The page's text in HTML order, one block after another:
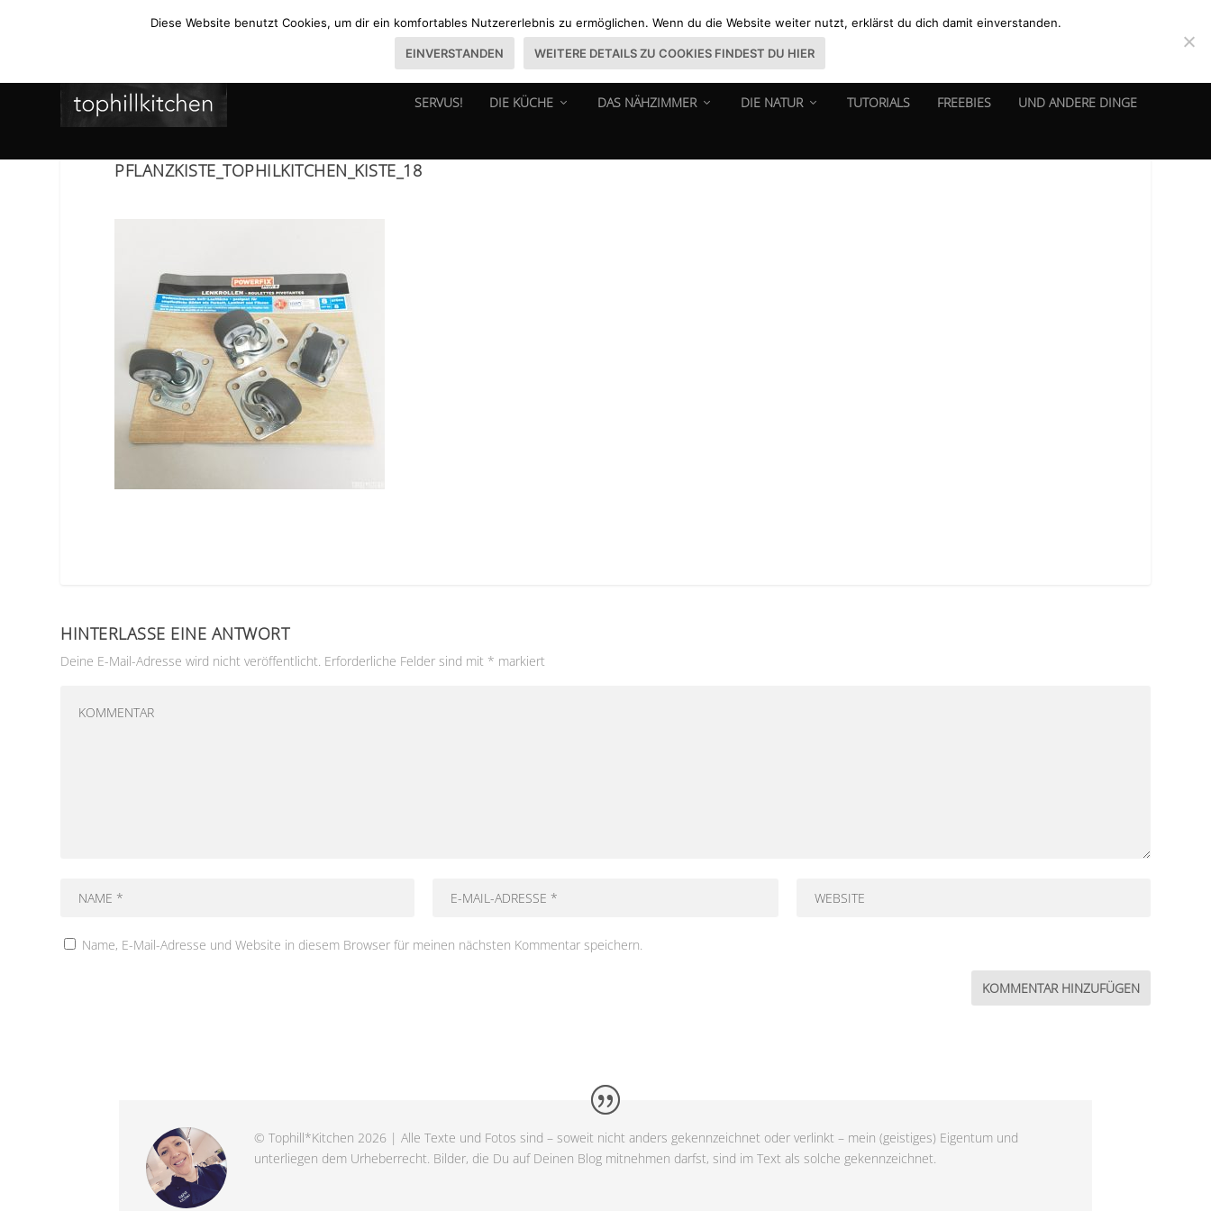
SERVUS! DIE KÜCHE DAS NÄHZIMMER DIE NATUR TUTORIALS FREEBIES UND ANDERE DINGE
PFLANZKISTE_TOPHILKITCHEN_KISTE_18
HINTERLASSE EINE ANTWORT
Deine E-Mail-Adresse wird nicht veröffentlicht. Erforderliche Felder sind mit * markiert
Name, E-Mail-Adresse und Website in diesem Browser für meinen nächsten Kommentar speichern.
© Tophill*Kitchen 2026 | Alle Texte und Fotos sind – soweit nicht anders gekennzeichnet oder verlinkt – mein (geistiges) Eigentum und
unterliegen dem Urheberrecht. Bilder, die Du auf Deinen Blog mitnehmen darfst, sind im Text als solche gekennzeichnet.
Diese Website benutzt Cookies, um dir ein komfortables Nutzererlebnis zu ermöglichen. Wenn du die Website weiter nutzt, erklärst du dich damit einverstanden.
EINVERSTANDEN WEITERE DETAILS ZU COOKIES FINDEST DU HIER